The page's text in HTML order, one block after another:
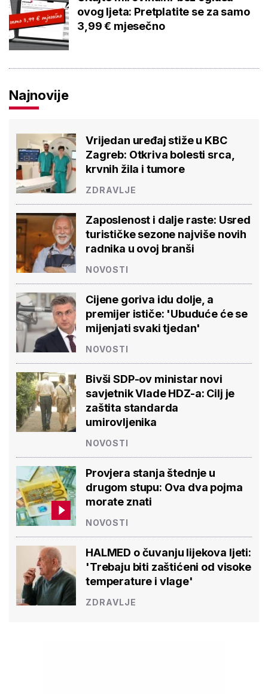
ovog ljeta: Pretplatite se za samo
3,99 € mjesečno
Najnovije
Vrijedan uređaj stiže u KBC
Zagreb: Otkriva bolesti srca,
krvnih žila i tumore
ZDRAVLJE
Zaposlenost i dalje raste: Usred
turističke sezone najviše novih
radnika u ovoj branši
NOVOSTI
Cijene goriva idu dolje, a
premijer ističe: 'Ubuduće će se
mijenjati svaki tjedan'
NOVOSTI
Bivši SDP-ov ministar novi
savjetnik Vlade HDZ-a: Cilj je
zaštita standarda
umirovljenika
NOVOSTI
Provjera stanja štednje u
drugom stupu: Ova dva pojma
morate znati
NOVOSTI
HALMED o čuvanju lijekova ljeti:
'Trebaju biti zaštićeni od visoke
temperature i vlage'
ZDRAVLJE